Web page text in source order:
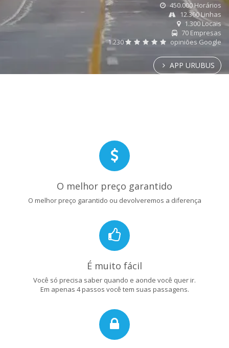
450.000 Horários
12.300 Linhas
1.300 Locais
70 Empresas
1.230
opiniões Google
APP URUBUS
O melhor preço garantido
O melhor preço garantido ou devolveremos a diferença
É muito fácil
Você só precisa saber quando e aonde você quer ir.
Em apenas 4 passos você tem suas passagens.